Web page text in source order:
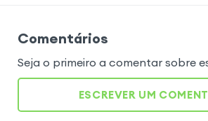
Comentários
Seja o primeiro a comentar sobre
ESCREVER UM